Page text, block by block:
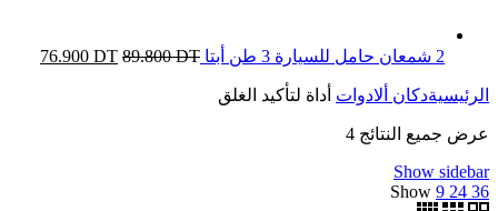
2 شمعان حامل للسيارة 3 طن أبتا 89.800DT
76.900 DT
الرئيسيةدكان ألادوات أداة لتأكيد الغلق
عرض جميع النتائج 4
Show sidebar
Show 9 24 36